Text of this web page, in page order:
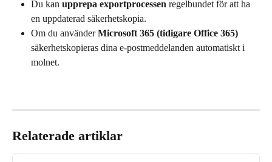
Du kan upprepa exportprocessen regelbundet för att ha
en uppdaterad säkerhetskopia.
Om du använder Microsoft 365 (tidigare Office 365)
säkerhetskopieras dina e-postmeddelanden automatiskt i
molnet.
Relaterade artiklar